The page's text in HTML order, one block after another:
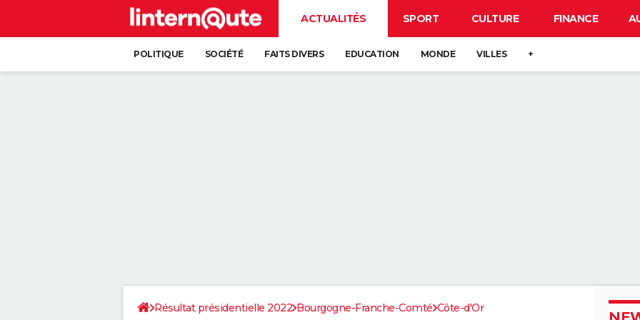
ACTUALITÉS SPORT CULTURE FINANCE
POLITIQUE SOCIÉTÉ FAITS DIVERS EDUCATION MONDE VILLES +
Résultat présidentielle 2022 Bourgogne-Franche-Comté Côte-d'Or